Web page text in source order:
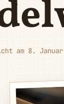
am 8. Januar